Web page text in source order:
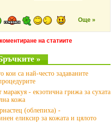
Още »
на статиите
»
кои са най-често задаваните
маракуя - екзотична грижа за сухата
кожа
(облепиха) -
еликсир за кожата и цялото